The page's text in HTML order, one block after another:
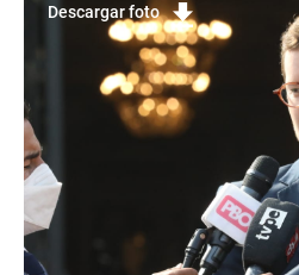
Descargar foto